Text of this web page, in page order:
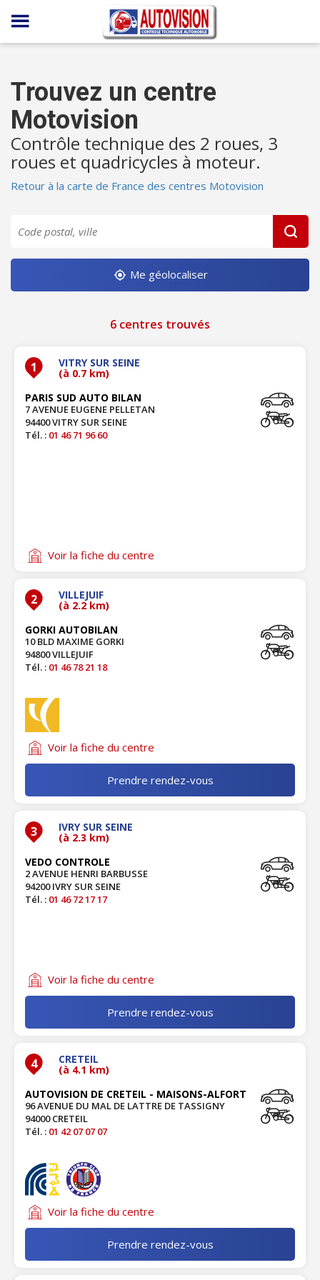
Panneau de gestion des cookies
Trouvez un centre
Motovision
Contrôle technique des 2 roues, 3
roues et quadricycles à moteur.
Retour à la carte de France des centres Motovision
Me géolocaliser
6 centres trouvés
1 VITRY SUR SEINE
(à 0.7 km)
PARIS SUD AUTO BILAN
7 AVENUE EUGENE PELLETAN
94400 VITRY SUR SEINE
Tél. : 01 46 71 96 60
Voir la fiche du centre
2 VILLEJUIF
(à 2.2 km)
GORKI AUTOBILAN
10 BLD MAXIME GORKI
94800 VILLEJUIF
Tél. : 01 46 78 21 18
Voir la fiche du centre
Prendre rendez-vous
3 IVRY SUR SEINE
(à 2.3 km)
VEDO CONTROLE
2 AVENUE HENRI BARBUSSE
94200 IVRY SUR SEINE
Tél. : 01 46 72 17 17
Voir la fiche du centre
Prendre rendez-vous
4 CRETEIL
(à 4.1 km)
AUTOVISION DE CRETEIL - MAISONS-ALFORT
96 AVENUE DU MAL DE LATTRE DE TASSIGNY
94000 CRETEIL
Tél. : 01 42 07 07 07
Voir la fiche du centre
Prendre rendez-vous